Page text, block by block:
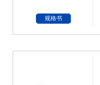
规格书